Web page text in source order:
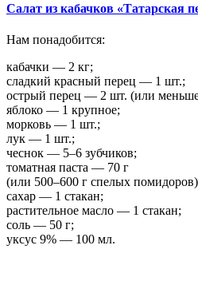
Салат из кабачков «Татарская
Нам понадобится:
кабачки — 2 кг;
сладкий красный перец — 1 шт.;
острый перец — 2 шт. (или
яблоко — 1 крупное;
морковь — 1 шт.;
лук — 1 шт.;
чеснок — 5–6 зубчиков;
томатная паста — 70 г
(или 500–600 г спелых
сахар — 1 стакан;
растительное масло — 1 стакан;
соль — 50 г;
уксус 9% — 100 мл.